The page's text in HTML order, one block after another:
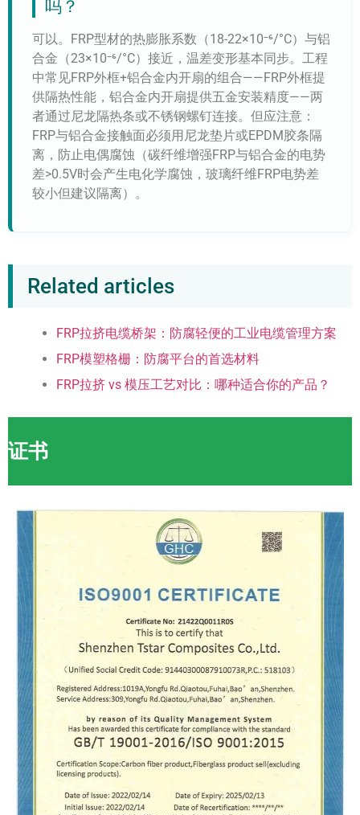
吗？
可以。FRP型材的热膨胀系数（18-22×10⁻⁶/°C）与铝
合金（23×10⁻⁶/°C）接近，温差变形基本同步。工程
中常见FRP外框+铝合金内开扇的组合——FRP外框提
供隔热性能，铝合金内开扇提供五金安装精度——两
者通过尼龙隔热条或不锈钢螺钉连接。但应注意：
FRP与铝合金接触面必须用尼龙垫片或EPDM胶条隔
离，防止电偶腐蚀（碳纤维增强FRP与铝合金的电势
差>0.5V时会产生电化学腐蚀，玻璃纤维FRP电势差
较小但建议隔离）。
Related articles
FRP拉挤电缆桥架：防腐轻便的工业电缆管理方案
FRP模塑格栅：防腐平台的首选材料
FRP拉挤 vs 模压工艺对比：哪种适合你的产品？
证书